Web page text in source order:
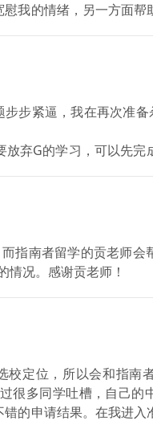
我的情绪，另一方面帮
拿到offer，并建议
。幸运的是，我在9月
能让我能在坎坷中找到
步紧逼，我在再次准
弃G的学习，可以先完
指南者留学的贡老师会
况。感谢贡老师！
定位，所以会和指南
很多同学吐槽，自己的
的申请结果。在我进入